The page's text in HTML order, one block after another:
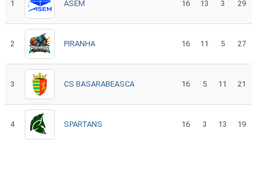
1 ASEM 16 13 3 29
2 PIRANHA 16 11 5 27
3 CS BASARABEASCA 16 5 11 21
4 SPARTANS 16 3 13 19